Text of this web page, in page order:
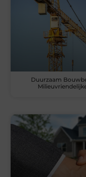
Duurzaam